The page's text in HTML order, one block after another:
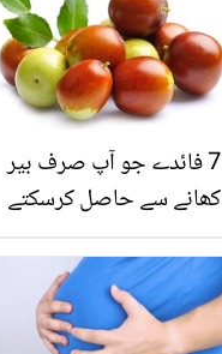
7 فائدے جو آپ صرف بیر
کھانے سے حاصل کرسکتے